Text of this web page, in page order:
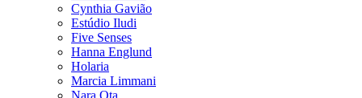
Cynthia Gavião
Estúdio Iludi
Five Senses
Hanna Englund
Holaria
Marcia Limmani
Nara Ota